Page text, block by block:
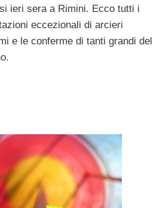
ieri sera a Rimini. Ecco tutti i
eccezionali di arcieri
e le conferme di tanti grandi del